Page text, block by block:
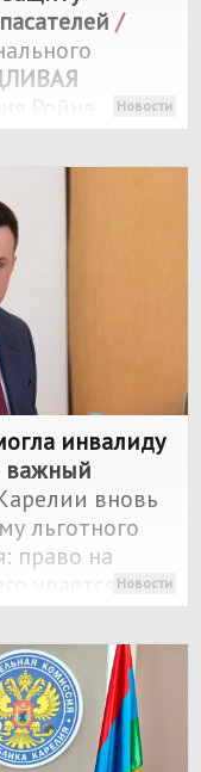
/
Ройне
устранить
оплате труда
Новости
инвалиду
важный
вновь
льготного
право на
Новости